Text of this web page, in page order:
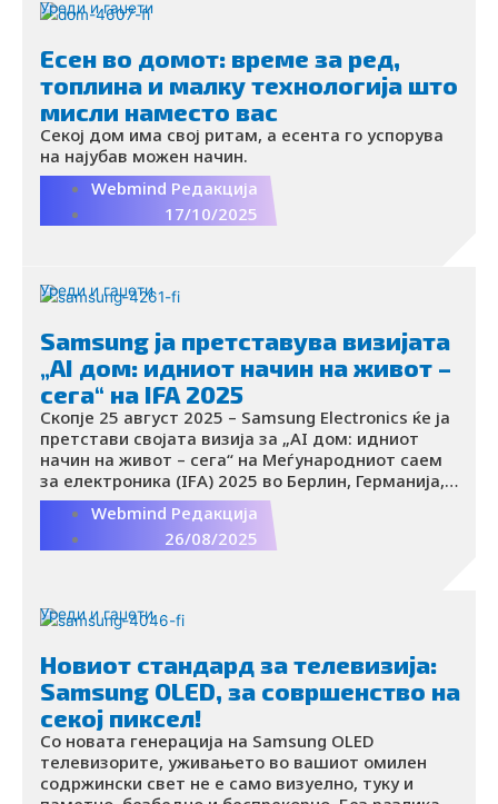
Уреди и гаџети
Есен во домот: време за ред,
топлина и малку технологија што
мисли наместо вас
Секој дом има свој ритам, а есента го успорува
на најубав можен начин.
Webmind Редакција
17/10/2025
Уреди и гаџети
Samsung ја претставува визијата
„AI дом: идниот начин на живот –
сега“ на IFA 2025
Скопје 25 август 2025 – Samsung Electronics ќе ја
претстави својата визија за „AI дом: идниот
начин на живот – сега“ на Меѓународниот саем
за електроника (IFA) 2025 во Берлин, Германија,
од 5 до 9 септември.
Webmind Редакција
26/08/2025
Уреди и гаџети
Новиот стандард за телевизија:
Samsung OLED, за совршенство на
секој пиксел!
Со новата генерација на Samsung OLED
телевизорите, уживањето во вашиот омилен
содржински свет не е само визуелно, туку и